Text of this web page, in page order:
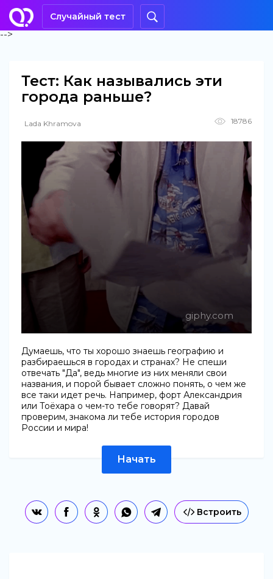
Случайный тест
-->
Тест: Как назывались эти
города раньше?
Lada Khramova 18786
giphy.com
Думаешь, что ты хорошо знаешь географию и
разбираешься в городах и странах? Не спеши
отвечать "Да", ведь многие из них меняли свои
названия, и порой бывает сложно понять, о чем же
все таки идет речь. Например, форт Александрия
или Тоёхара о чем-то тебе говорят? Давай
проверим, знакома ли тебе история городов
России и мира!
Начать
Встроить